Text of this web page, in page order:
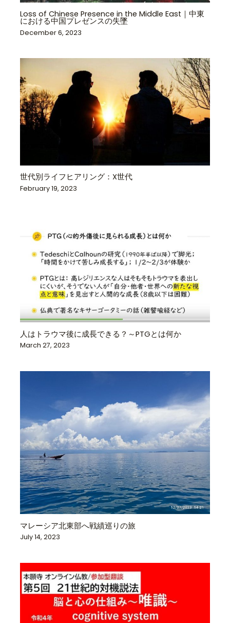
Loss of Chinese Presence in the Middle East｜中東
における中国プレゼンスの失墜
December 6, 2023
世代別ライフヒアリング：X世代
February 19, 2023
人はトラウマ後に成長できる？～PTGとは何か
March 27, 2023
マレーシア北東部へ戦績巡りの旅
July 14, 2023